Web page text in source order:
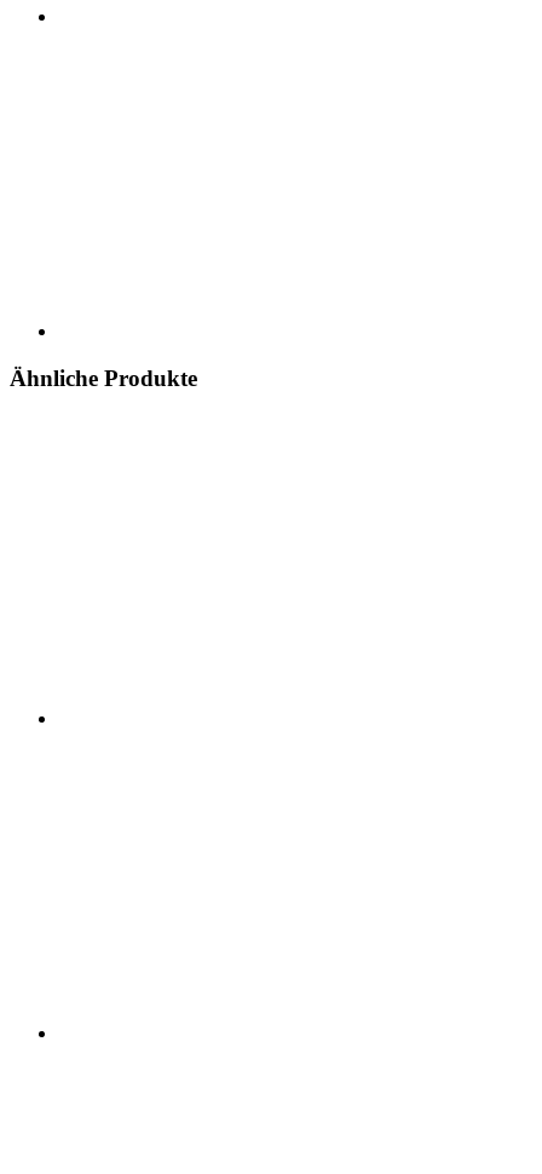
Ähnliche Produkte